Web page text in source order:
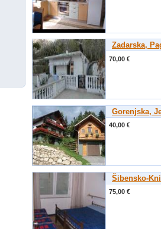
Zadarska,
70,00 €
Gorenjska,
40,00 €
Šibensko-
75,00 €